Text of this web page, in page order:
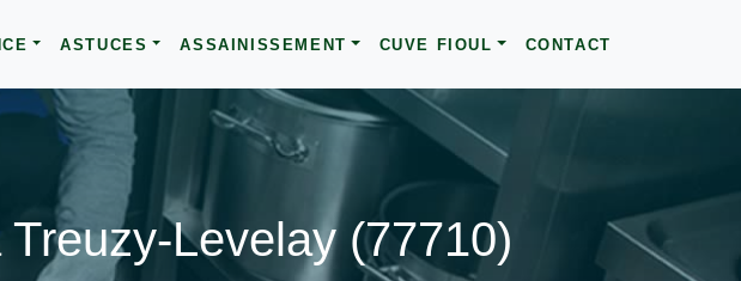
ASTUCES ASSAINISSEMENT CUVE FIOUL CONTACT
Levelay (77710)